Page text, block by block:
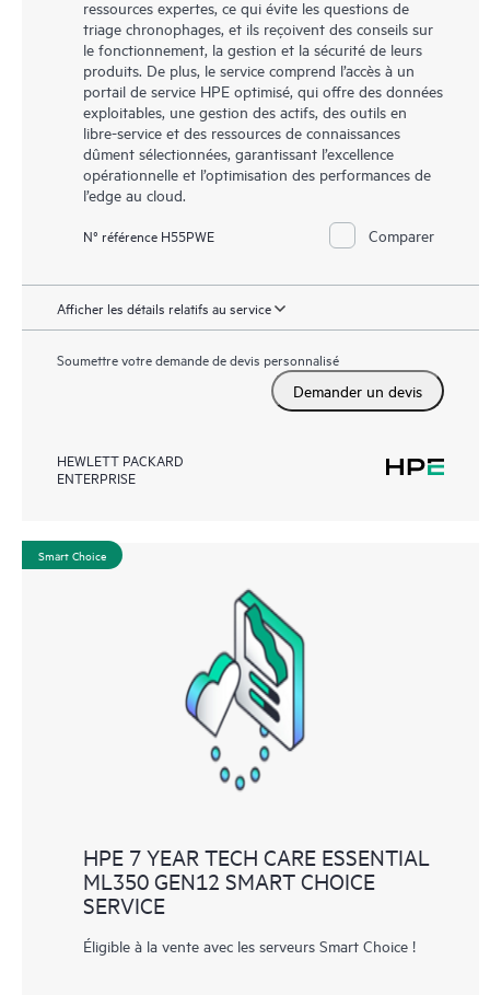
ressources expertes, ce qui évite les questions de
triage chronophages, et ils reçoivent des conseils sur
le fonctionnement, la gestion et la sécurité de leurs
produits. De plus, le service comprend l’accès à un
portail de service HPE optimisé, qui offre des données
exploitables, une gestion des actifs, des outils en
libre-service et des ressources de connaissances
dûment sélectionnées, garantissant l’excellence
opérationnelle et l’optimisation des performances de
l’edge au cloud.
N° référence H55PWE Comparer
Afficher les détails relatifs au service
Soumettre votre demande de devis personnalisé
Demander un devis
HEWLETT PACKARD
ENTERPRISE
Smart Choice
HPE 7 YEAR TECH CARE ESSENTIAL
ML350 GEN12 SMART CHOICE
SERVICE
Éligible à la vente avec les serveurs Smart Choice !